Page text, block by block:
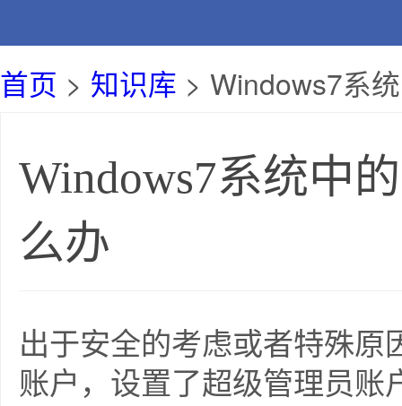
首页 > 知识库 > Windows7系
Windows7系统中
么办
出于安全的考虑或者特殊
账户，设置了超级管理员